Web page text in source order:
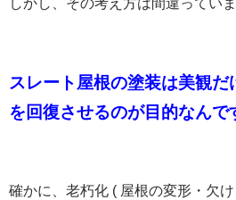
しかし、その考え方は間違ってい
スレート屋根の塗装は美観だ
を回復させるのが目的なんで
確かに、老朽化 ( 屋根の変形・欠